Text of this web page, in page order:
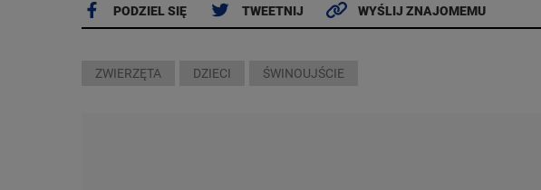
PODZIEL SIĘ TWEETNIJ WYŚLIJ ZNAJOMEMU
ZWIERZĘTA DZIECI ŚWINOUJŚCIE